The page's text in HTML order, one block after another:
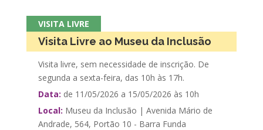
VISITA LIVRE
Visita Livre ao Museu da Inclusão
Visita livre, sem necessidade de inscrição. De
segunda a sexta-feira, das 10h às 17h.
Data: de 11/05/2026 a 15/05/2026 às 10h
Local: Museu da Inclusão | Avenida Mário de
Andrade, 564, Portão 10 - Barra Funda